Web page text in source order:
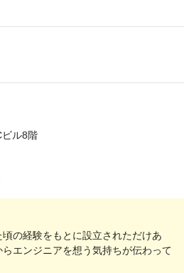
ル8階
の経験をもとに設立されただけあ
エンジニアを想う気持ちが伝わって